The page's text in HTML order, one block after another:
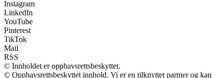
Instagram
LinkedIn
YouTube
Pinterest
TikTok
Mail
RSS
© Innholdet er opphavsrettsbeskyttet.
© Opphavsrettsbeskyttet innhold. Vi er en tilknyttet partner og kan